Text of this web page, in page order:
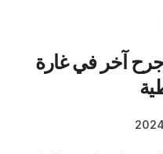
آخر في غارة